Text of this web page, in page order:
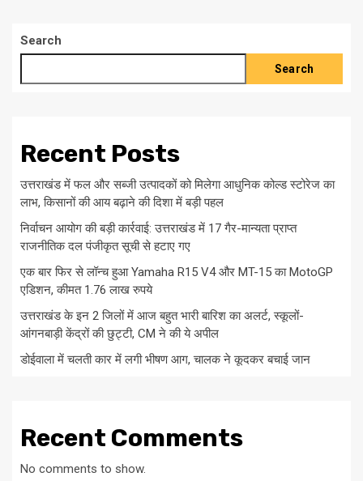
Search
Search
Recent Posts
उत्तराखंड में फल और सब्जी उत्पादकों को मिलेगा आधुनिक कोल्ड स्टोरेज का
लाभ, किसानों की आय बढ़ाने की दिशा में बड़ी पहल
निर्वाचन आयोग की बड़ी कार्रवाई: उत्तराखंड में 17 गैर-मान्यता प्राप्त
राजनीतिक दल पंजीकृत सूची से हटाए गए
एक बार फिर से लॉन्च हुआ Yamaha R15 V4 और MT-15 का MotoGP
एडिशन, कीमत 1.76 लाख रुपये
उत्तराखंड के इन 2 जिलों में आज बहुत भारी बारिश का अलर्ट, स्कूलों-
आंगनबाड़ी केंद्रों की छुट्टी, CM ने की ये अपील
डोईवाला में चलती कार में लगी भीषण आग, चालक ने कूदकर बचाई जान
Recent Comments
No comments to show.